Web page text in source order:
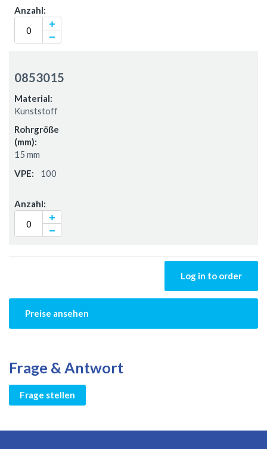
0853015
Kunststoff
15 mm
100
Log in to order
Preise ansehen
Frage & Antwort
Frage stellen